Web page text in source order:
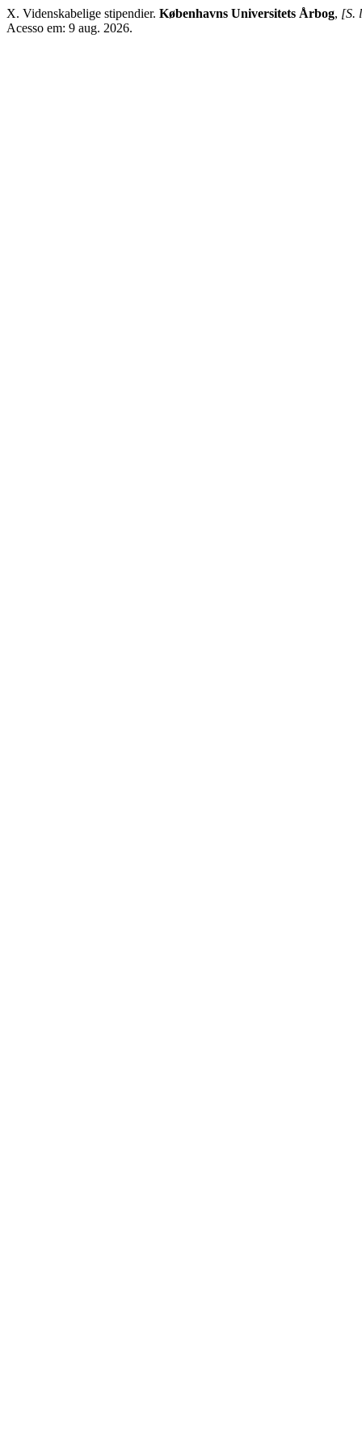
X. Videnskabelige stipendier. Københavns Universitets Årbog, [S.
Acesso em: 9 aug. 2026.